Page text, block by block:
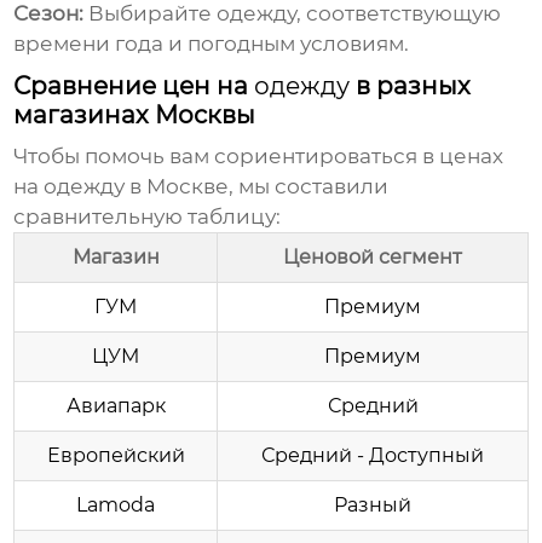
Сезон: Выбирайте одежду, соответствующую
времени года и погодным условиям.
Сравнение цен на одежду в разных
магазинах Москвы
Чтобы помочь вам сориентироваться в ценах
на одежду в Москве, мы составили
сравнительную таблицу:
Магазин Ценовой сегмент
ГУМ Премиум
ЦУМ Премиум
Авиапарк Средний
Европейский Средний - Доступный
Lamoda Разный